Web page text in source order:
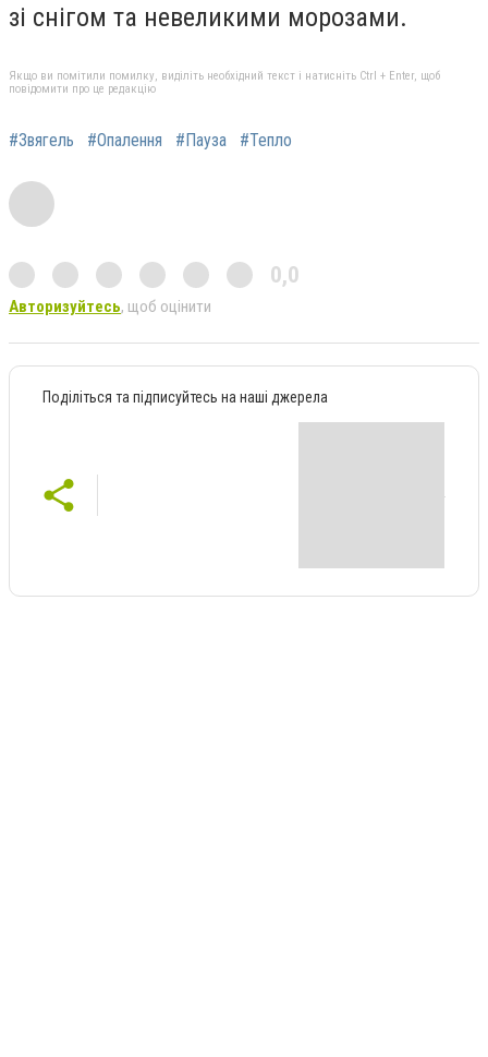
зі снігом та невеликими морозами.
Якщо ви помітили помилку, виділіть необхідний текст і натисніть Ctrl + Enter, щоб
повідомити про це редакцію
#Звягель #Опалення #Пауза #Тепло
0,0
Авторизуйтесь, щоб оцінити
Поділіться та підписуйтесь на наші джерела